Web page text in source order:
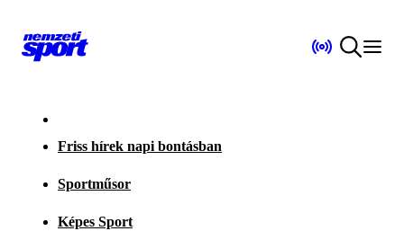
Friss hírek napi bontásban
Sportműsor
Képes Sport